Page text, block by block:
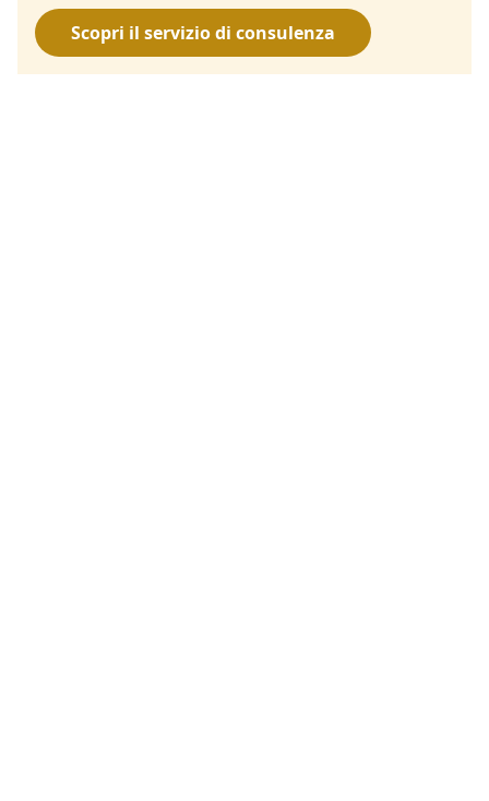
Scopri il servizio di consulenza